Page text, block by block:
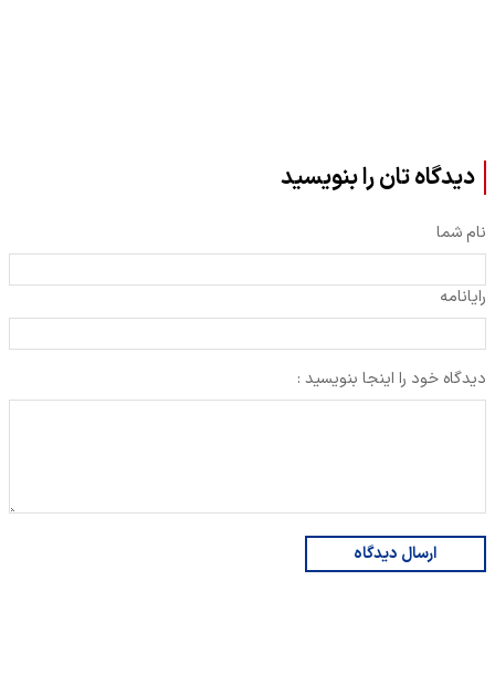
دیدگاه تان را بنویسید
نام شما
رایانامه
دیدگاه خود را اینجا بنویسید :
ارسال دیدگاه